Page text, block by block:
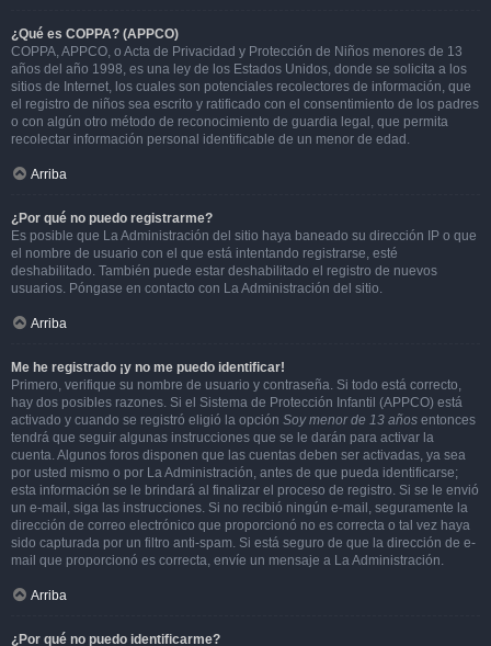
¿Qué es COPPA? (APPCO)
COPPA, APPCO, o Acta de Privacidad y Protección de Niños menores de 13
años del año 1998, es una ley de los Estados Unidos, donde se solicita a los
sitios de Internet, los cuales son potenciales recolectores de información, que
el registro de niños sea escrito y ratificado con el consentimiento de los padres
o con algún otro método de reconocimiento de guardia legal, que permita
recolectar información personal identificable de un menor de edad.
Arriba
¿Por qué no puedo registrarme?
Es posible que La Administración del sitio haya baneado su dirección IP o que
el nombre de usuario con el que está intentando registrarse, esté
deshabilitado. También puede estar deshabilitado el registro de nuevos
usuarios. Póngase en contacto con La Administración del sitio.
Arriba
Me he registrado ¡y no me puedo identificar!
Primero, verifique su nombre de usuario y contraseña. Si todo está correcto,
hay dos posibles razones. Si el Sistema de Protección Infantil (APPCO) está
activado y cuando se registró eligió la opción Soy menor de 13 años entonces
tendrá que seguir algunas instrucciones que se le darán para activar la
cuenta. Algunos foros disponen que las cuentas deben ser activadas, ya sea
por usted mismo o por La Administración, antes de que pueda identificarse;
esta información se le brindará al finalizar el proceso de registro. Si se le envió
un e-mail, siga las instrucciones. Si no recibió ningún e-mail, seguramente la
dirección de correo electrónico que proporcionó no es correcta o tal vez haya
sido capturada por un filtro anti-spam. Si está seguro de que la dirección de e-
mail que proporcionó es correcta, envíe un mensaje a La Administración.
Arriba
¿Por qué no puedo identificarme?